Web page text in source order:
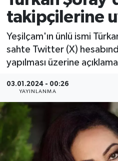
takipçilerine
Yeşilçam'ın ünlü ismi
sahte Twitter (X)
yapılması üzerine
03.01.2024 - 00:26
YAYINLANMA